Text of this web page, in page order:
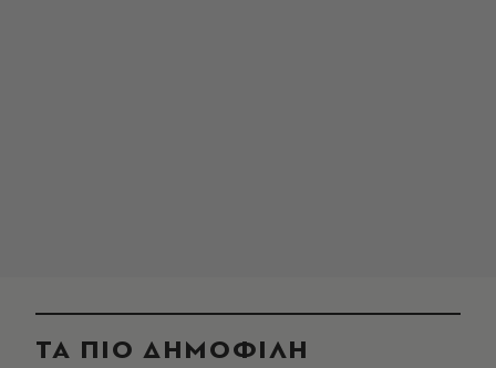
ΤΑ ΠΙΟ ΔΗΜΟΦΙΛΗ